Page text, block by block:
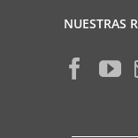
NUESTRAS